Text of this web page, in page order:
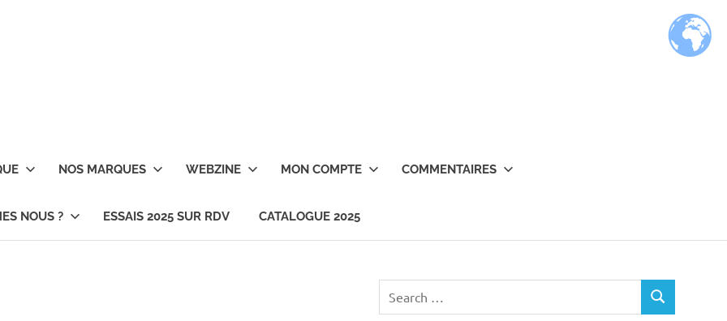
NOS MARQUES WEBZINE MON COMPTE COMMENTAIRES
NOUS ? ESSAIS 2025 SUR RDV CATALOGUE 2025
for:
SEARCH